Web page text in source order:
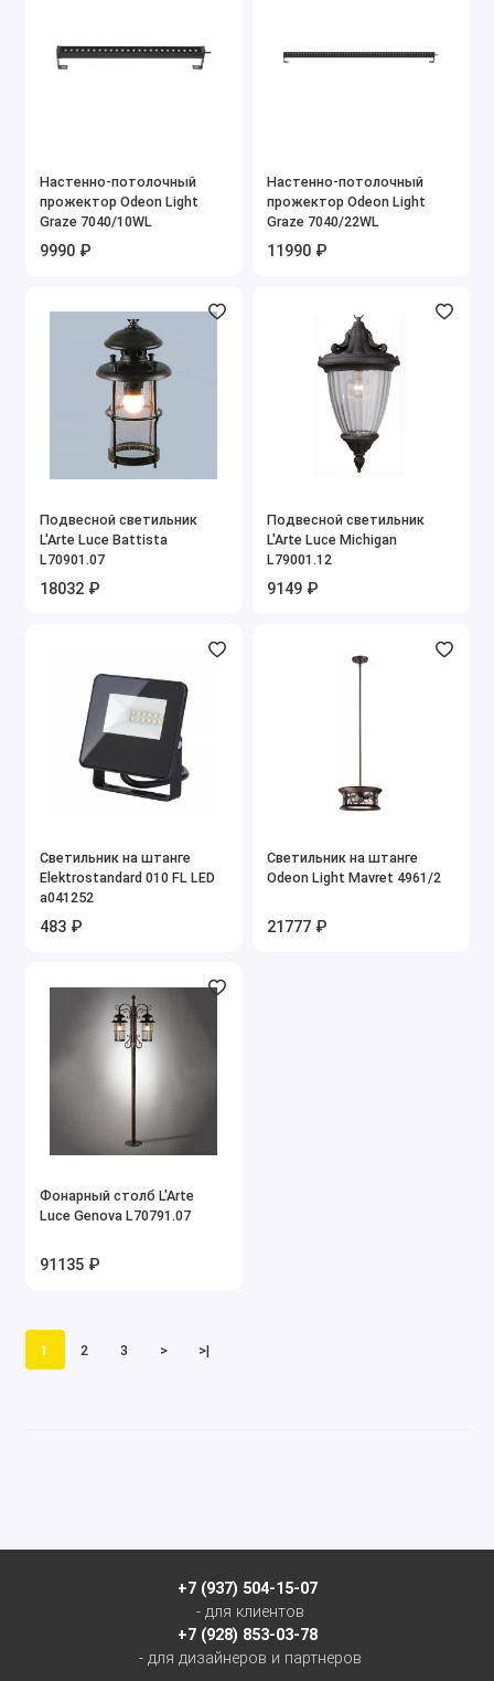
Настенно-потолочный
прожектор Odeon Light
Graze 7040/10WL
9990 ₽
Настенно-потолочный
прожектор Odeon Light
Graze 7040/22WL
11990 ₽
Подвесной светильник
L'Arte Luce Battista
L70901.07
18032 ₽
Подвесной светильник
L'Arte Luce Michigan
L79001.12
9149 ₽
Светильник на штанге
Elektrostandard 010 FL LED
a041252
483 ₽
Светильник на штанге
Odeon Light Mavret 4961/2
21777 ₽
Фонарный столб L'Arte
Luce Genova L70791.07
91135 ₽
1 2 3 > >|
+7 (937) 504-15-07
- для клиентов
+7 (928) 853-03-78
- для дизайнеров и партнеров